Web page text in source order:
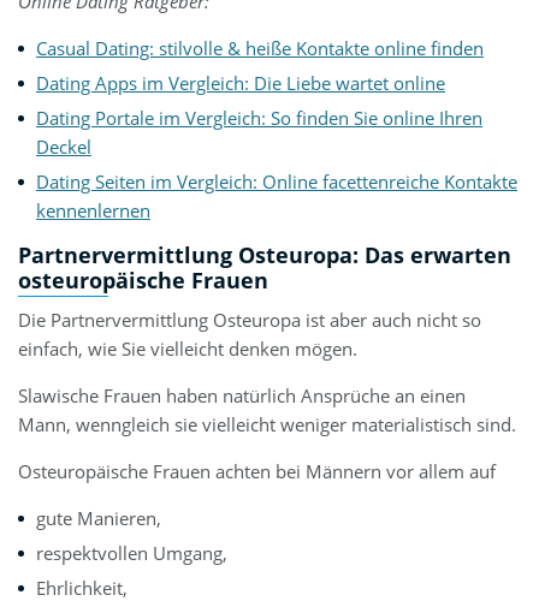
Casual Dating: stilvolle & heiße Kontakte online finden
Dating Apps im Vergleich: Die Liebe wartet online
Dating Portale im Vergleich: So finden Sie online Ihren
Deckel
Dating Seiten im Vergleich: Online facettenreiche Kontakte
kennenlernen
Partnervermittlung Osteuropa: Das erwarten
osteuropäische Frauen
Die Partnervermittlung Osteuropa ist aber auch nicht so
einfach, wie Sie vielleicht denken mögen.
Slawische Frauen haben natürlich Ansprüche an einen
Mann, wenngleich sie vielleicht weniger materialistisch sind.
Osteuropäische Frauen achten bei Männern vor allem auf
gute Manieren,
respektvollen Umgang,
Ehrlichkeit,